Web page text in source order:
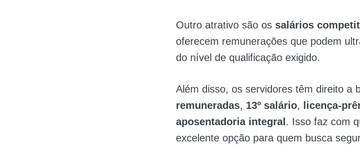
Outro atrativo são os salários
oferecem remunerações que podem
do nível de qualificação exigido.
Além disso, os servidores têm direito a
remuneradas, 13º salário, licença-
aposentadoria integral . Isso faz com
excelente opção para quem busca